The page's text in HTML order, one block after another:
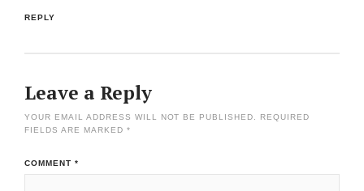
REPLY
Leave a Reply
YOUR EMAIL ADDRESS WILL NOT BE PUBLISHED.
REQUIRED
FIELDS ARE MARKED *
COMMENT *